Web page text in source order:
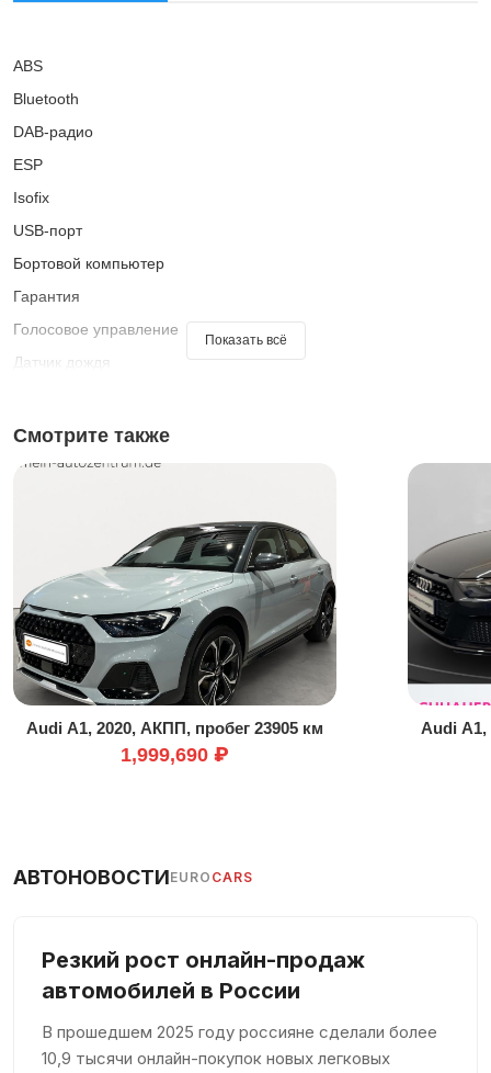
ABS
Bluetooth
DAB-радио
ESP
Isofix
USB-порт
Бортовой компьютер
Гарантия
Голосовое управление
Датчик дождя
Дневные ходовые огни
Зеркало заднего вида с автоматическим затемнением
Комплект громкой связи
Контроль давления в шинах
Контроль полосы движения
Крепление изофикс на пассажирских сидениях
Летние шины
В машине не курили
Подлокотник
Полная история обслуживания
Противобуксовочная система
Сенсорный экран
Показать всё
Смотрите также
Audi A1, 2020, АКПП, пробег 23905 км
1,999,690 ₽
Audi A1,
АВТОНОВОСТИEURO CARS
Резкий рост онлайн-продаж
автомобилей в России
В прошедшем 2025 году россияне сделали более
10,9 тысячи онлайн-покупок новых легковых